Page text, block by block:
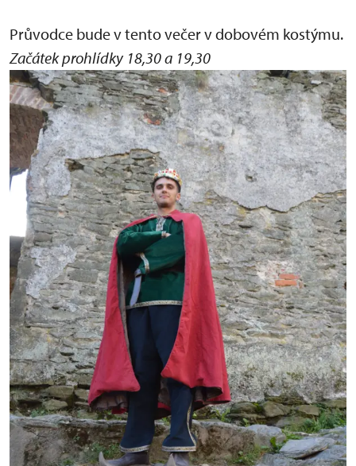
Průvodce bude v tento večer v dobovém kostýmu.
Začátek prohlídky 18,30 a 19,30